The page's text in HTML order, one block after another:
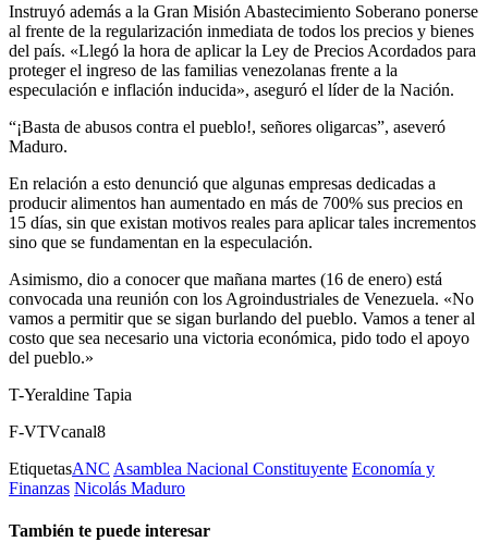
Instruyó además a la Gran Misión Abastecimiento Soberano ponerse
al frente de la regularización inmediata de todos los precios y bienes
del país. «Llegó la hora de aplicar la Ley de Precios Acordados para
proteger el ingreso de las familias venezolanas frente a la
especulación e inflación inducida», aseguró el líder de la Nación.
“¡Basta de abusos contra el pueblo!, señores oligarcas”, aseveró
Maduro.
En relación a esto denunció que algunas empresas dedicadas a
producir alimentos han aumentado en más de 700% sus precios en
15 días, sin que existan motivos reales para aplicar tales incrementos
sino que se fundamentan en la especulación.
Asimismo, dio a conocer que mañana martes (16 de enero) está
convocada una reunión con los Agroindustriales de Venezuela. «No
vamos a permitir que se sigan burlando del pueblo. Vamos a tener al
costo que sea necesario una victoria económica, pido todo el apoyo
del pueblo.»
T-Yeraldine Tapia
F-VTVcanal8
EtiquetasANC Asamblea Nacional Constituyente Economía y
Finanzas Nicolás Maduro
También te puede interesar